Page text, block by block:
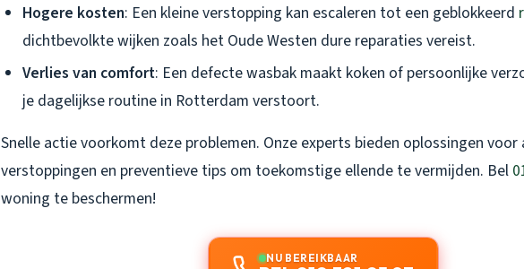
Hogere kosten: Een kleine verstopping kan escaleren tot een geblokkeerd
dichtbevolkte wijken zoals het Oude Westen dure reparaties vereist.
Verlies van comfort: Een defecte wasbak maakt koken of persoonlijke
je dagelijkse routine in Rotterdam verstoort.
Snelle actie voorkomt deze problemen. Onze experts bieden oplossingen voor
verstoppingen en preventieve tips om toekomstige ellende te vermijden. Bel
woning te beschermen!
NU BEREIKBAAR